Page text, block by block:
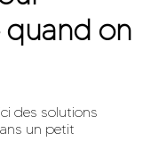
quand on
des solutions
un petit